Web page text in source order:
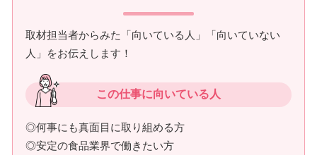
取材担当者からみた「向いている人」「向いていない
人」をお伝えします！
この仕事に向いている人
◎何事にも真面目に取り組める方
◎安定の食品業界で働きたい方